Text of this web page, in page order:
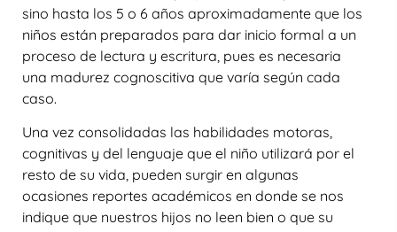
sino hasta los 5 o 6 años aproximadamente que los
niños están preparados para dar inicio formal a un
proceso de lectura y escritura, pues es necesaria
una madurez cognoscitiva que varía según cada
caso.
Una vez consolidadas las habilidades motoras,
cognitivas y del lenguaje que el niño utilizará por el
resto de su vida, pueden surgir en algunas
ocasiones reportes académicos en donde se nos
indique que nuestros hijos no leen bien o que su